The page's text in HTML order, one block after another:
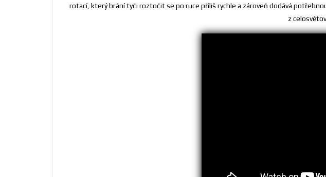
rotací, který brání tyči roztočit se po ruce příliš rychle a zároveň dodává
z